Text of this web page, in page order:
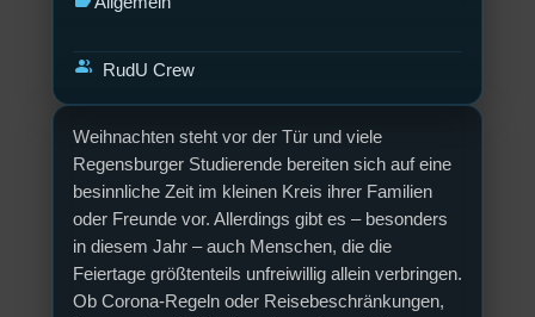
Weihnachten steht vor der Tür und viele
Regensburger Studierende bereiten sich auf eine
besinnliche Zeit im kleinen Kreis ihrer Familien
oder Freunde vor. Allerdings gibt es – besonders
in diesem Jahr – auch Menschen, die die
Feiertage größtenteils unfreiwillig allein verbringen.
Ob Corona-Regeln oder Reisebeschränkungen,
group RudU Crew